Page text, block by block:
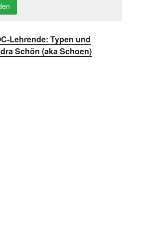
Lehrende: Typen und
Schön (aka Schoen)